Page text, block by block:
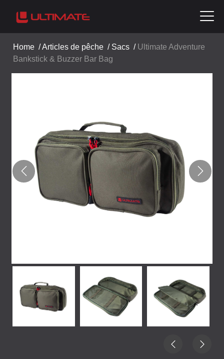
Home /Articles de pêche / Sacs / Ultimate Adventure
Bankstick & Buzzer Bar Bag